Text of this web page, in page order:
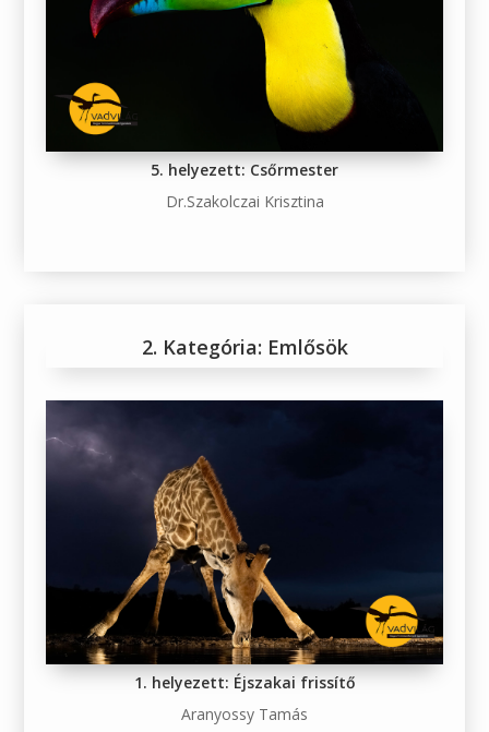
5. helyezett: Csőrmester
Dr.Szakolczai Krisztina
2. Kategória: Emlősök
1. helyezett: Éjszakai frissítő
Aranyossy Tamás